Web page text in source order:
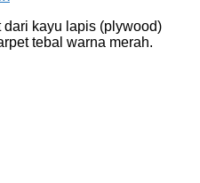
kayu lapis (plywood)
tebal warna merah.